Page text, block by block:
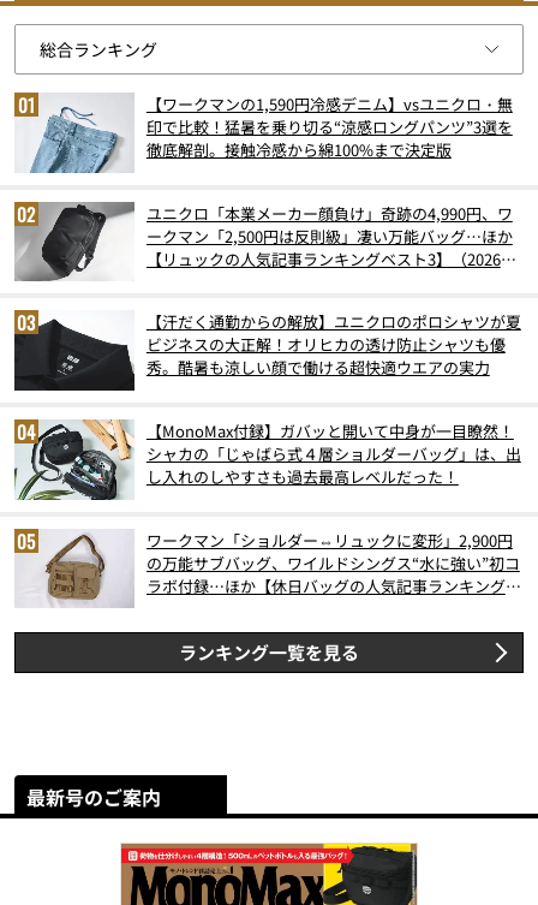
【ワークマンの1,590円冷感デニム】vsユニクロ・無
印で比較！猛暑を乗り切る“涼感ロングパンツ”3選を
徹底解剖。接触冷感から綿100%まで決定版
ユニクロ「本業メーカー顔負け」奇跡の4,990円、ワ
ークマン「2,500円は反則級」凄い万能バッグ…ほか
【リュックの人気記事ランキングベスト3】（2026年
【汗だく通勤からの解放】ユニクロのポロシャツが夏
ビジネスの大正解！オリヒカの透け防止シャツも優
秀。酷暑も涼しい顔で働ける超快適ウエアの実力
【MonoMax付録】ガバッと開いて中身が一目瞭然！
シャカの「じゃばら式４層ショルダーバッグ」は、出
し入れのしやすさも過去最高レベルだった！
ワークマン「ショルダー⇔リュックに変形」2,900円
の万能サブバッグ、ワイルドシングス“水に強い”初コ
ラボ付録…ほか【休日バッグの人気記事ランキングベ
ランキング一覧を見る
最新号のご案内